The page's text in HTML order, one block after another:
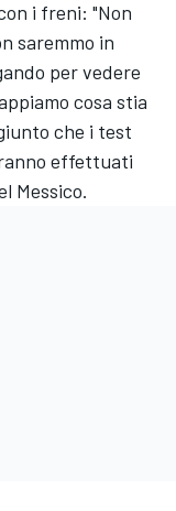
i freni: "Non
saremmo in
per vedere
cosa stia
che i test
effettuati
Messico.